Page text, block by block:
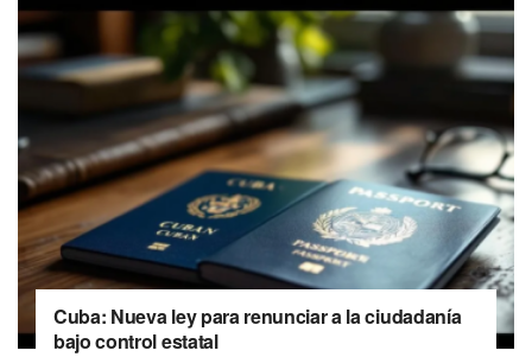
Cuba: Nueva ley para renunciar a la ciudadanía
bajo control estatal